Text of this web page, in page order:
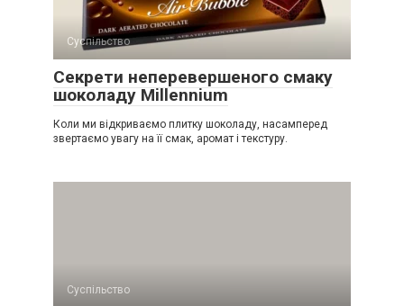
Суспільство
Секрети неперевершеного смаку
шоколаду Millennium
Коли ми відкриваємо плитку шоколаду, насамперед
звертаємо увагу на її смак, аромат і текстуру.
Суспільство